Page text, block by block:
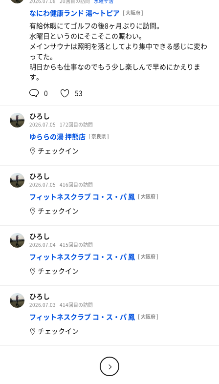
なにわ健康ランド 湯〜トピア [ 大阪府 ]
有給休暇にてゴルフの後8ヶ月ぶりに訪問。
水曜日というのにそこそこの賑わい。
メインサウナは照明を落としてより集中できる感じに変わ
ってた。
明日からも仕事なのでもう少し楽しんで早めにかえりま
す。
0
53
ひろし
2026.07.05 172回目の訪問
ゆららの湯 押熊店 [ 奈良県 ]
チェックイン
ひろし
2026.07.05 416回目の訪問
フィットネスクラブ コ・ス・パ 鳳 [ 大阪府 ]
チェックイン
ひろし
2026.07.04 415回目の訪問
フィットネスクラブ コ・ス・パ 鳳 [ 大阪府 ]
チェックイン
ひろし
2026.07.03 414回目の訪問
フィットネスクラブ コ・ス・パ 鳳 [ 大阪府 ]
チェックイン